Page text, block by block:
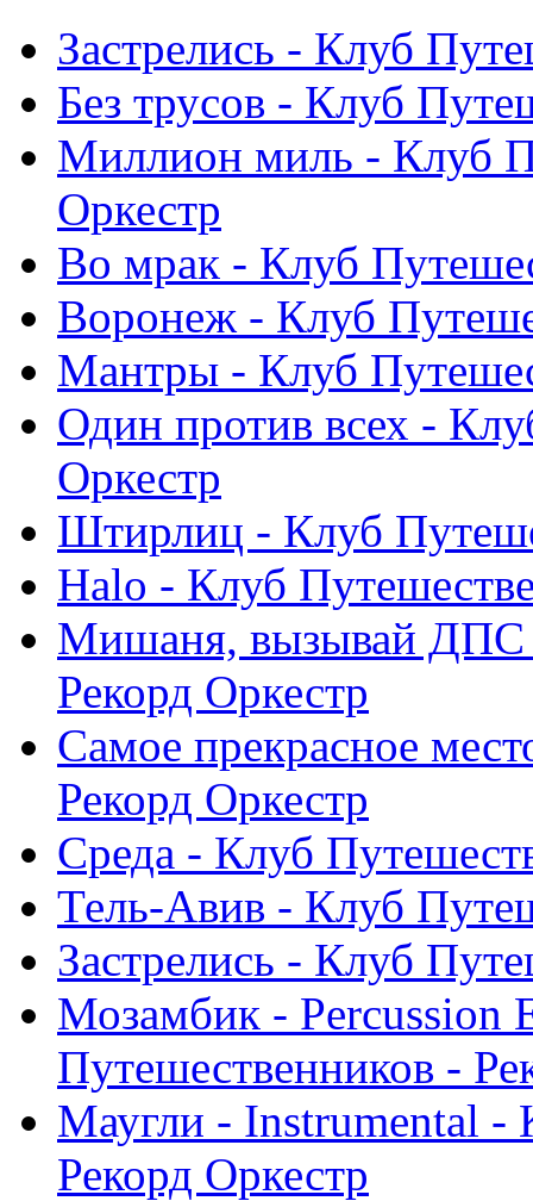
Застрелись - Клуб
Без трусов - Клуб
Миллион миль - Клуб
Оркестр
Во мрак - Клуб
Воронеж - Клуб
Мантры - Клуб
Один против всех -
Оркестр
Штирлиц - Клуб
Halo - Клуб
Мишаня, вызывай ДПС
Рекорд Оркестр
Самое прекрасное
Рекорд Оркестр
Среда - Клуб
Тель-Авив - Клуб
Застрелись - Клуб
Мозамбик - Percussion
Путешественников -
Маугли - Instrumental -
Рекорд Оркестр